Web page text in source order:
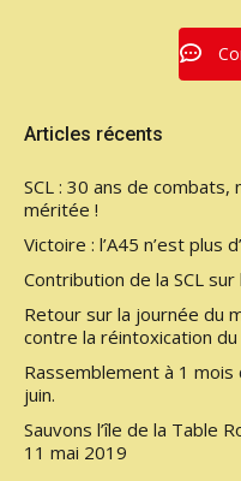
Articles récents
SCL : 30 ans de
méritée !
Victoire : l’A45 n’est plus
Contribution de la SCL
Retour sur la journée du
contre la réintoxication du
Rassemblement à 1 mois
juin.
Sauvons l’île de la Table
11 mai 2019